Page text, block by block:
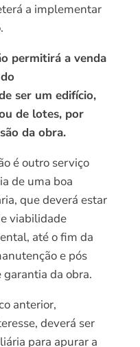
a implementar
permitirá a venda
ser um edifício,
de lotes, por
da obra.
é outro serviço
de uma boa
que deverá estar
viabilidade
até o fim da
e pós
da obra.
anterior,
deverá ser
para apurar a